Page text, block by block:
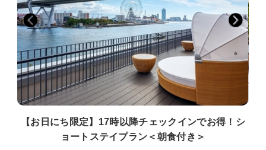
■全室禁煙です。館内1階・3階に喫煙スペースがございます。
■添い寝は有料人数1名様につき、お子様1名様（未就学児のみ）まで
となります。
■お部屋にございますナイトウェア・スリッパご着用時は、スパのみ
ご入場可能です。
その他施設は、ご入場・ご来店をお断りしております。
■ご宿泊料金は現地決済の場合、チェックイン時の前精算になりま
す。
■大阪府条例により、1人1泊あたり宿泊税（最大500円）を別途頂戴い
たします。
■1人1泊あたり150円の大阪市入湯税（小学生以下は不要）を別途頂戴
いたします。
■駐車場は有料でございます。ご予約制ではございません。
【お日にち限定】17時以降チェックインでお得！シ
ョートステイプラン＜朝食付き＞